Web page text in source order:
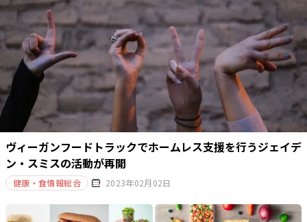
ヴィーガンフードトラックでホームレス支援を行うジェイデ
ン・スミスの活動が再開
健康・食情報総合 2023年02月02日